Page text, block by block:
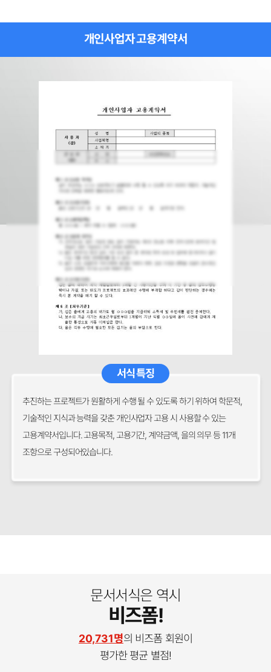
개인사업자 고용계약서
서식 특징
추진하는 프로젝트가 원활하게 수행 될 수 있도록 하기 위하여 학문적,
기술적인 지식과 능력을 갖춘 개인사업자 고용 시 사용할 수 있는
고용계약서입니다. 고용목적, 고용기간, 계약금액, 을의 의무 등 11개
조항으로 구성되어있습니다.
문서서식은 역시
비즈폼!
20,731명의 비즈폼 회원이
평가한 평균 별점!